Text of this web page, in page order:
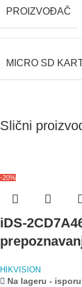
PROIZVOĐAČ
MICRO SD
Slični
-20%
iDS-
HIKVISION
Na lageru -